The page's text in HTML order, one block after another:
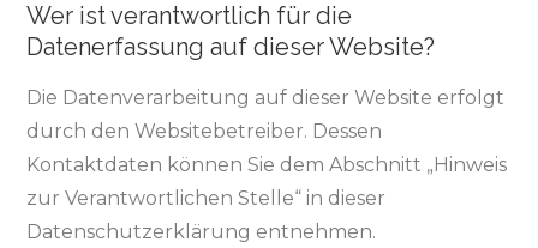
Wer ist verantwortlich für die
Datenerfassung auf dieser Website?
Die Datenverarbeitung auf dieser Website erfolgt
durch den Websitebetreiber. Dessen
Kontaktdaten können Sie dem Abschnitt „Hinweis
zur Verantwortlichen Stelle“ in dieser
Datenschutzerklärung entnehmen.